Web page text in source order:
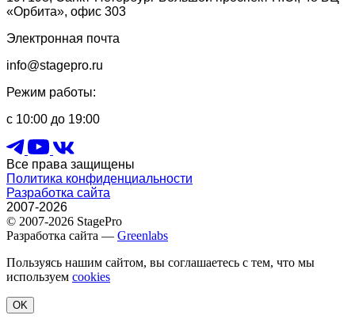
«Орбита», офис 303
Электронная почта
info@stagepro.ru
Режим работы:
с 10:00 до 19:00
Все права защищены
Политика конфиденциальности
Разработка сайта
2007-2026
© 2007-2026 StagePro
Разработка сайта — Greenlabs
Пользуясь нашим сайтом, вы соглашаетесь с тем, что мы
используем cookies
OK